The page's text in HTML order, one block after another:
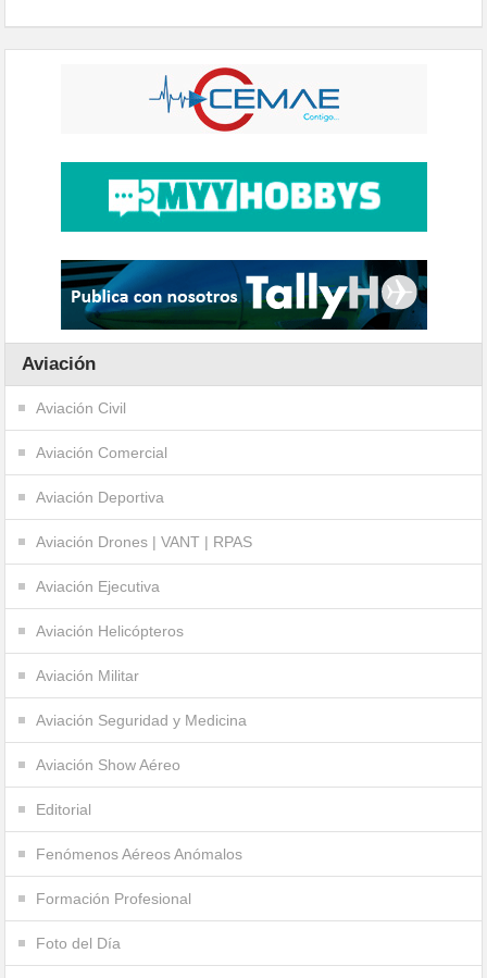
Aviación
Aviación Civil
Aviación Comercial
Aviación Deportiva
Aviación Drones | VANT | RPAS
Aviación Ejecutiva
Aviación Helicópteros
Aviación Militar
Aviación Seguridad y Medicina
Aviación Show Aéreo
Editorial
Fenómenos Aéreos Anómalos
Formación Profesional
Foto del Día